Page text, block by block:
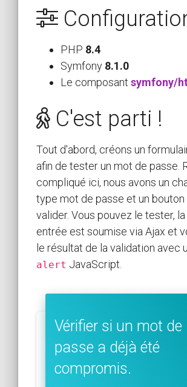
PHP 8.4
Symfony 8.1.0
Le composant symfony/
C'est parti !
Tout d'abord, créons un
afin de tester un mot de passe.
compliqué ici, nous avons un
type mot de passe et un bouton
valider. Vous pouvez le tester,
entrée est soumise via Ajax et
le résultat de la validation avec
alert JavaScript.
Vérifier si un mot de
passe a déjà été
compromis.